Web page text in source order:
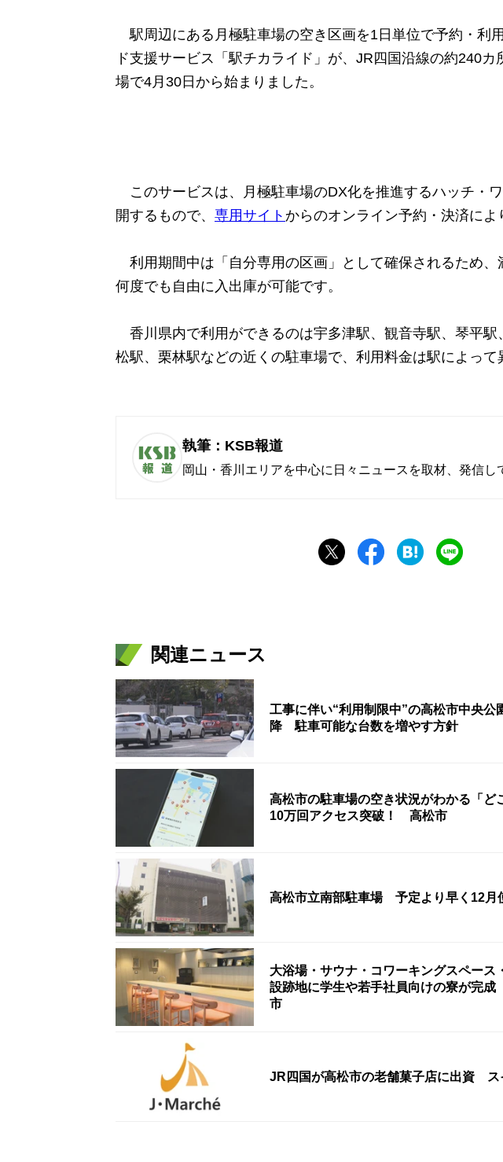
駅周辺にある月極駐車場の空き区画を1日単位で予約・利
ド支援サービス「駅チカライド」が、JR四国沿線の約240
場で4月30日から始まりました。
このサービスは、月極駐車場のDX化を推進するハッチ・
開するもので、 専用サイト からのオンライン予約・決済によ
利用期間中は「自分専用の区画」として確保されるため、
何度でも自由に入出庫が可能です。
香川県内で利用ができるのは宇多津駅、観音寺駅、琴平駅
松駅、栗林駅などの近くの駐車場で、利用料金は駅によって
執筆：KSB報道
岡山・香川エリアを中心に日々ニュースを取材、発信し
関連ニュース
工事に伴い“利用制限中”の高松市中央
降 駐車可能な台数を増やす方針
高松市の駐車場の空き状況がわかる「ど
10万回アクセス突破！ 高松市
高松市立南部駐車場 予定より早く12月
大浴場・サウナ・コワーキングスペース
設跡地に学生や若手社員向けの寮が完
市
JR四国が高松市の老舗菓子店に出資